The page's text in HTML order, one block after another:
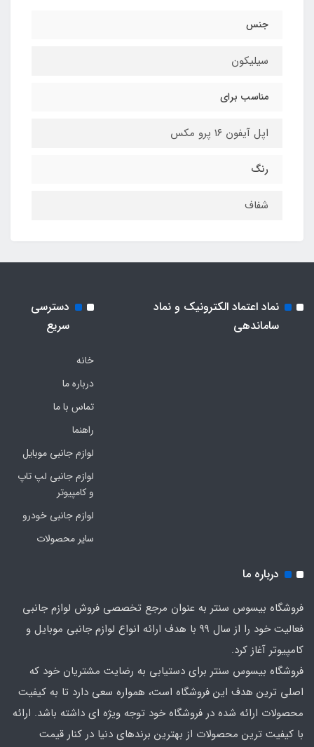
جنس
سیلیکون
مناسب برای
اپل آیفون ۱۶ پرو مکس
رنگ
شفاف
نماد اعتماد الکترونیک و نماد
ساماندهی
دسترسی
سریع
خانه
درباره ما
تماس با ما
راهنما
لوازم جانبی موبایل
لوازم جانبی لپ تاپ
و کامپیوتر
لوازم جانبی خودرو
سایر محصولات
درباره ما
فروشگاه بیسوس سنتر به عنوان مرجع تخصصی فروش لوازم جانبی
فعالیت خود را از سال 99 با هدف ارائه انواع لوازم جانبی موبایل و
کامپیوتر آغاز کرد.
فروشگاه بیسوس سنتر برای دستیابی به رضایت مشتریان خود که
اصلی‌ ترین هدف این فروشگاه است، همواره سعی دارد تا به کیفیت
محصولات ارائه شده در فروشگاه خود توجه ویژه ای داشته باشد. ارائه
با کیفیت‌ ترین محصولات از بهترین برندهای دنیا در کنار قیمت